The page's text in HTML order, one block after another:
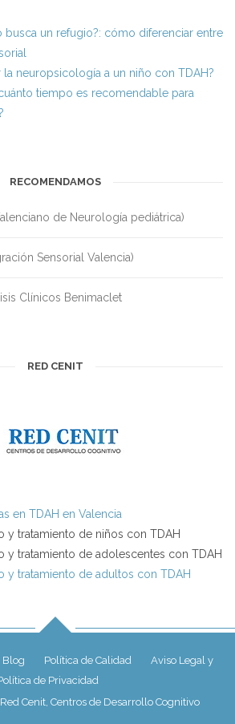
busca un refugio?: cómo diferenciar entre
neuropsicología a un niño con TDAH?
tiempo es recomendable para
RECOMENDAMOS
de Neurología pediátrica)
Sensorial Valencia)
Clínicos Benimaclet
RED CENIT
en TDAH en Valencia
y tratamiento de niños con TDAH
y tratamiento de adolescentes con TDAH
y tratamiento de adultos con TDAH
Blog Política de Calidad
Aviso Legal y
de Privacidad
Cenit, Centros de Desarrollo Cognitivo